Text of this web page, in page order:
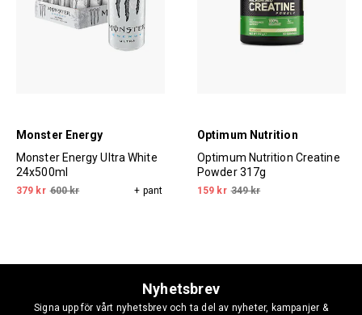
Monster Energy
Monster Energy Ultra White
24x500ml
379 kr 600 kr + pant
Optimum Nutrition
Optimum Nutrition Creatine
Powder 317g
159 kr 349 kr
Nyhetsbrev
Signa upp för vårt nyhetsbrev och ta del av nyheter, kampanjer &